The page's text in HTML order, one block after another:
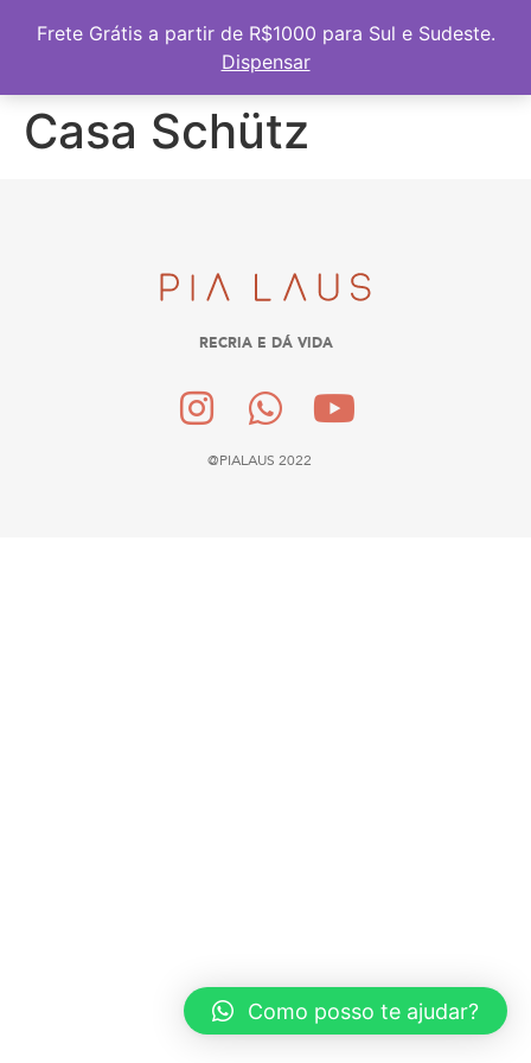
Casa Schütz
RECRIA E DÁ VIDA
@PIALAUS 2022
Frete Grátis a partir de R$1000 para Sul e Sudeste.
Dispensar
Como posso te ajudar?